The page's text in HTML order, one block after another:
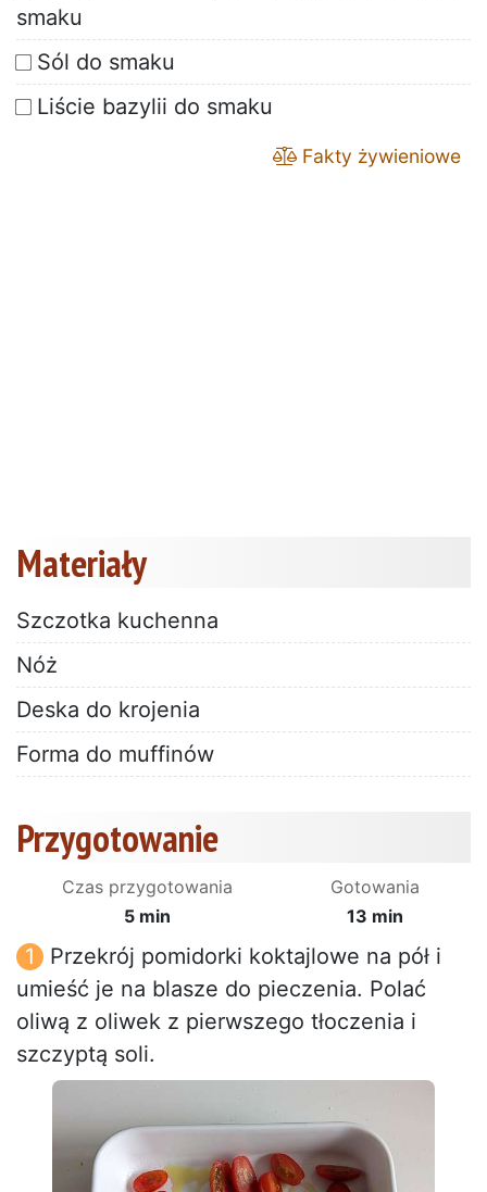
smaku
Sól do smaku
Liście bazylii do smaku
Fakty żywieniowe
Materiały
Szczotka kuchenna
Nóż
Deska do krojenia
Forma do muffinów
Przygotowanie
Czas przygotowania
5 min
Gotowania
13 min
Przekrój pomidorki koktajlowe na pół i
umieść je na blasze do pieczenia. Polać
oliwą z oliwek z pierwszego tłoczenia i
szczyptą soli.